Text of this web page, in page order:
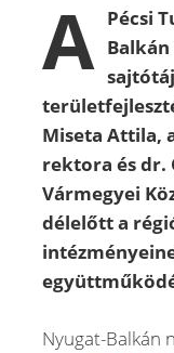
A Pécsi
Miseta Attila,
rektora és dr.
Vármegyei
délelőtt a
Nyugat-Balkán